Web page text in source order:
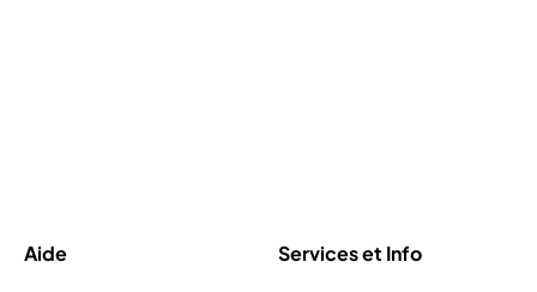
Aide Services et Info